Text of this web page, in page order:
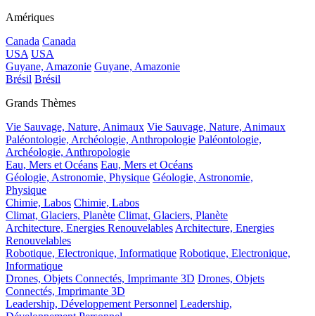
Amériques
Canada Canada
USA USA
Guyane, Amazonie Guyane, Amazonie
Brésil Brésil
Grands Thèmes
Vie Sauvage, Nature, Animaux Vie Sauvage, Nature, Animaux
Paléontologie, Archéologie, Anthropologie Paléontologie,
Archéologie, Anthropologie
Eau, Mers et Océans Eau, Mers et Océans
Géologie, Astronomie, Physique Géologie, Astronomie,
Physique
Chimie, Labos Chimie, Labos
Climat, Glaciers, Planète Climat, Glaciers, Planète
Architecture, Energies Renouvelables Architecture, Energies
Renouvelables
Robotique, Electronique, Informatique Robotique, Electronique,
Informatique
Drones, Objets Connectés, Imprimante 3D Drones, Objets
Connectés, Imprimante 3D
Leadership, Développement Personnel Leadership,